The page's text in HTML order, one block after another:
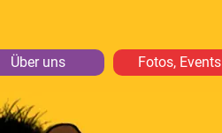
Über uns Fotos, Events